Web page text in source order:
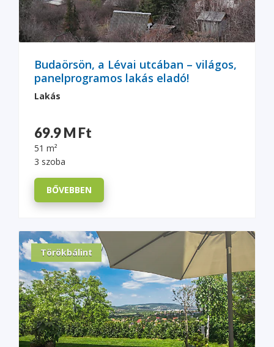
Budaörsön, a Lévai utcában – világos,
panelprogramos lakás eladó!
Lakás
69.9 M Ft
51 m²
3 szoba
BŐVEBBEN
Törökbálint